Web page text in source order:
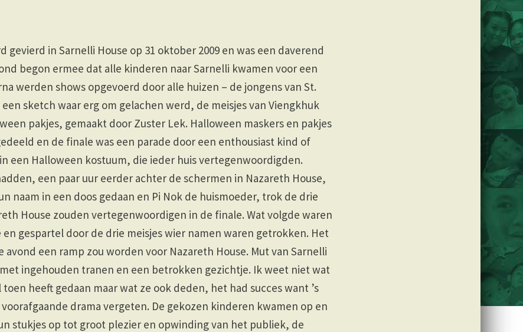
gevierd in Sarnelli House op 31 oktober 2009 en was een daverend
begon ermee dat alle kinderen naar Sarnelli kwamen voor een
werden shows opgevoerd door alle huizen – de jongens van St.
sketch waar erg om gelachen werd, de meisjes van Viengkhuk
pakjes, gemaakt door Zuster Lek. Halloween maskers en pakjes
en de finale was een parade door een enthousiast kind of
een Halloween kostuum, die ieder huis vertegenwoordigden.
een paar uur eerder achter de schermen in Nazareth House,
naam in een doos gedaan en Pi Nok de huismoeder, trok de drie
House zouden vertegenwoordigen in de finale. Wat volgde waren
gespartel door de drie meisjes wier namen waren getrokken. Het
avond een ramp zou worden voor Nazareth House. Mut van Sarnelli
ingehouden tranen en een betrokken gezichtje. Ik weet niet wat
heeft gedaan maar wat ze ook deden, het had succes want ’s
drama vergeten. De gekozen kinderen kwamen op en
stukjes op tot groot plezier en opwinding van het publiek, de